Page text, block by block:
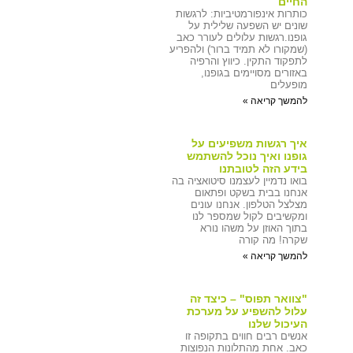
כותרות אינפורמטיביות: לרגשות
שונים יש השפעה שלילית על
גופנו.רגשות עלולים לעורר כאב
(שמקורו לא תמיד ברור) ולהפריע
לתפקוד התקין. כיווץ והרפיה
באזורים מסויימים בגופנו,
מופעלים
להמשך קריאה »
איך רגשות משפיעים על
גופנו ואיך נוכל להשתמש
בידע הזה לטובתנו
בואו נדמיין לעצמנו סיטואציה בה
אנחנו בבית בשקט ופתאום
מצלצל הטלפון. אנחנו עונים
ומקשיבים לקול שמספר לנו
בתוך האוזן על משהו נורא
שקרה! מה קורה
להמשך קריאה »
"צוואר תפוס" – כיצד זה
עלול להשפיע על מערכת
העיכול שלנו
אנשים רבים חווים בתקופה זו
כאב. אחת מהתלונות הנפוצות